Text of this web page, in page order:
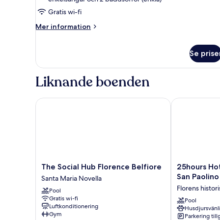
Gratis wi-fi
Mer information
Mer
fyrbäddsrum
Se
Liknande boenden
The
Social
Hub
Florence
Belfiore
Santa
The Social Hub Florence Belfiore
Santa Maria Novella
Pool
Gratis wi-fi
Luftkonditionering
Gym
The Social Hub Florence Belfiore
25hours
Hotel
Piazza
San
Paolino
25hours
San Paolino
Florens
Pool
Parkering
25hours